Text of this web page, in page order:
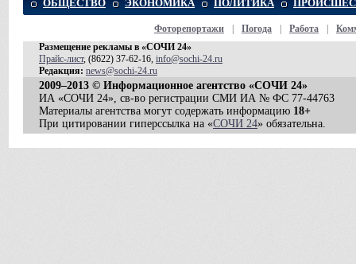
ОБЩЕСТВО ЭКОНОМИКА ПОЛИТИКА
Фоторепортажи Погода Работа
Размещение рекламы в «СОЧИ 24»
Прайс-лист, (8622) 37-62-16, info@sochi-24.ru
Редакция: news@sochi-24.ru
2009–2013 © Информационное агентство «СОЧИ 24»
ИА «СОЧИ 24», св-во регистрации СМИ ИА № ФС 77-44763
Материалы агентства могут содержать информацию 18+
При цитировании гиперссылка на «СОЧИ 24» обязательна.